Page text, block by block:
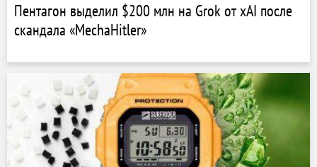
Пентагон выделил $200 млн на Grok от xAI после
скандала «MechaHitler»